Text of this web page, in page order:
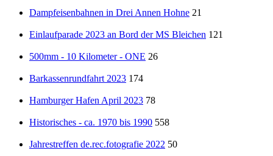
Dampfeisenbahnen in Drei Annen Hohne 21
Einlaufparade 2023 an Bord der MS Bleichen 121
500mm - 10 Kilometer - ONE 26
Barkassenrundfahrt 2023 174
Hamburger Hafen April 2023 78
Historisches - ca. 1970 bis 1990 558
Jahrestreffen de.rec.fotografie 2022 50